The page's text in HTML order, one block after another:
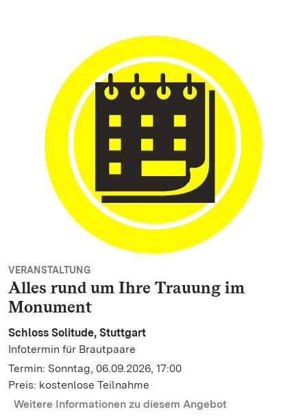
VERANSTALTUNG
Alles rund um Ihre Trauung im
Monument
Schloss Solitude, Stuttgart
Infotermin für Brautpaare
Termin: Sonntag, 06.09.2026, 17:00
Preis: kostenlose Teilnahme
Weitere Informationen zu diesem Angebot